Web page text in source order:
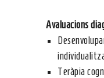
Avaluacions
Teràpia